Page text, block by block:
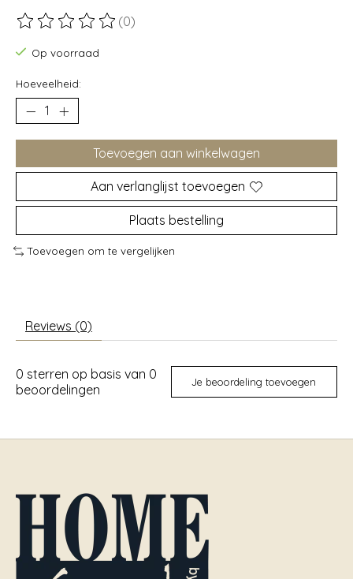
De beoordeling van dit product is
(0)
Op voorraad
Hoeveelheid:
Toevoegen aan winkelwagen
Aan verlanglijst toevoegen
Plaats bestelling
Toevoegen om te vergelijken
Reviews (0)
0 sterren op basis van 0
beoordelingen
Je beoordeling toevoegen